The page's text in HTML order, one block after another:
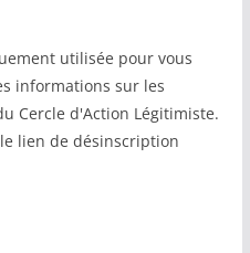
utilisée pour vous
informations sur les
Cercle d'Action Légitimiste.
lien de désinscription